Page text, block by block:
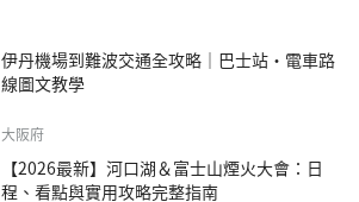
伊丹機場到難波交通全攻略｜巴士站・電車路
線圖文教學
大阪府
【2026最新】河口湖＆富士山煙火大會：日
程、看點與實用攻略完整指南